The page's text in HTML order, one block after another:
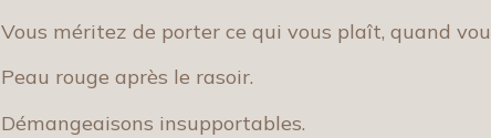
Vous méritez de porter ce qui vous plaît, quand
Peau rouge après le rasoir.
Démangeaisons insupportables.